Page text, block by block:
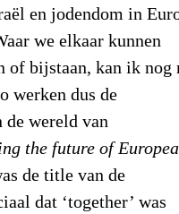
en jodendom in
we elkaar kunnen
of bijstaan, kan ik nog
werken dus de
de wereld van
the future of
de title van de
dat ‘together’ was